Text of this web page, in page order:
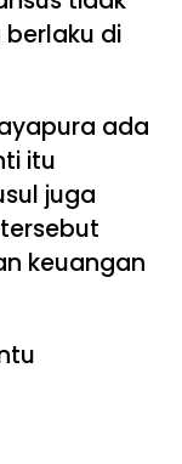
di
ada
itu
juga
keuangan